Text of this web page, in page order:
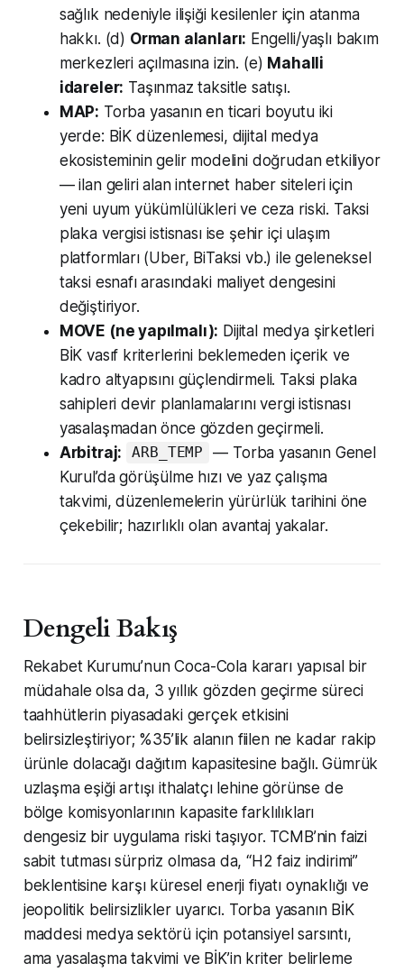
sağlık nedeniyle ilişiği kesilenler için atanma
hakkı. (d) Orman alanları: Engelli/yaşlı bakım
merkezleri açılmasına izin. (e) Mahalli
idareler: Taşınmaz taksitle satışı.
MAP: Torba yasanın en ticari boyutu iki
yerde: BİK düzenlemesi, dijital medya
ekosisteminin gelir modelini doğrudan etkiliyor
— ilan geliri alan internet haber siteleri için
yeni uyum yükümlülükleri ve ceza riski. Taksi
plaka vergisi istisnası ise şehir içi ulaşım
platformları (Uber, BiTaksi vb.) ile geleneksel
taksi esnafı arasındaki maliyet dengesini
değiştiriyor.
MOVE (ne yapılmalı): Dijital medya şirketleri
BİK vasıf kriterlerini beklemeden içerik ve
kadro altyapısını güçlendirmeli. Taksi plaka
sahipleri devir planlamalarını vergi istisnası
yasalaşmadan önce gözden geçirmeli.
Arbitraj:
ARB_TEMP
— Torba yasanın Genel
Kurul’da görüşülme hızı ve yaz çalışma
takvimi, düzenlemelerin yürürlük tarihini öne
çekebilir; hazırlıklı olan avantaj yakalar.
Dengeli Bakış
Rekabet Kurumu’nun Coca-Cola kararı yapısal bir
müdahale olsa da, 3 yıllık gözden geçirme süreci
taahhütlerin piyasadaki gerçek etkisini
belirsizleştiriyor; %35’lik alanın fiilen ne kadar rakip
ürünle dolacağı dağıtım kapasitesine bağlı. Gümrük
uzlaşma eşiği artışı ithalatçı lehine görünse de
bölge komisyonlarının kapasite farklılıkları
dengesiz bir uygulama riski taşıyor. TCMB’nin faizi
sabit tutması sürpriz olmasa da, “H2 faiz indirimi”
beklentisine karşı küresel enerji fiyatı oynaklığı ve
jeopolitik belirsizlikler uyarıcı. Torba yasanın BİK
maddesi medya sektörü için potansiyel sarsıntı,
ama yasalaşma takvimi ve BİK’in kriter belirleme